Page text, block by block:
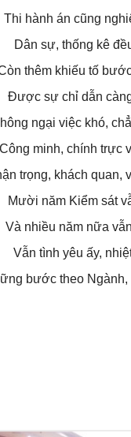
Thi hành án cũng
Dân sự, thống kê
thêm khiếu tố
Được sự chỉ dẫn
ngại việc khó,
Công minh, chính trực
trọng, khách quan,
Mười năm Kiểm sát
Và nhiều năm nữa
Vẫn tình yêu ấy,
bước theo Ngành,